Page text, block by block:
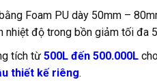
Foam PU dày 50mm –
nhiệt độ trong bồn giảm tối đa
tích từ 500L đến 500.000L
thiết kế riêng.